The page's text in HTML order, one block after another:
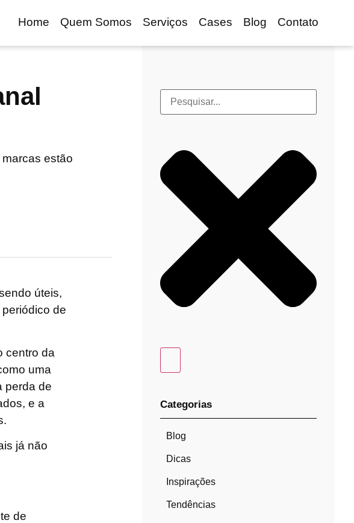
Home Quem Somos Serviços Cases Blog Contato
estão
úteis,
de
centro da
uma
perda de
e a
já não
de
Categorias
Blog
Dicas
Inspirações
Tendências